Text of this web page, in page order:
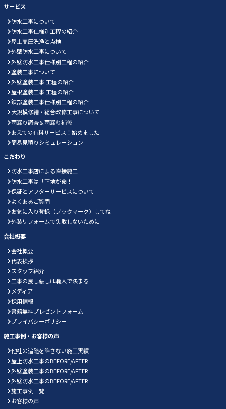
サービス
防水工事について
防水工事仕様別工程の紹介
屋上高圧洗浄と点検
外壁防水工事について
外壁防水工事仕様別工程の紹介
塗装工事について
外壁塗装工事 工程の紹介
屋根塗装工事 工程の紹介
鉄部塗装工事仕様別工程の紹介
大規模修繕・総合改修工事について
雨漏り調査＆雨漏り補修
あえての有料サービス！始めました
簡易見積りシミュレーション
こだわり
防水工事店による直接施工
防水工事は「下地が命！」
保証とアフターサービスについて
よくあるご質問
お気に入り登録（ブックマーク）してね
外装リフォームで失敗しないために
会社概要
会社概要
代表挨拶
スタッフ紹介
工事の良し悪しは職人で決まる
メディア
採用情報
書籍無料プレゼントフォーム
プライバシーポリシー
施工事例・お客様の声
他社の追随を許さない施工実績
屋上防水工事のBEFORE/AFTER
外壁塗装工事のBEFORE/AFTER
外壁防水工事のBEFORE/AFTER
施工事例一覧
お客様の声